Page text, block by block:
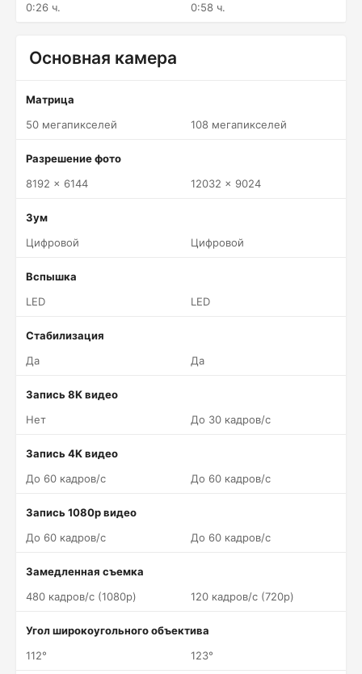
0:26 ч.
0:58 ч.
Основная камера
Матрица
50 мегапикселей
108 мегапикселей
Разрешение фото
8192 x 6144
12032 x 9024
Зум
Цифровой
Цифровой
Вспышка
LED
LED
Стабилизация
Да
Да
Запись 8K видео
Нет
До 30 кадров/c
Запись 4K видео
До 60 кадров/c
До 60 кадров/c
Запись 1080p видео
До 60 кадров/c
До 60 кадров/c
Замедленная съемка
480 кадров/c (1080p)
120 кадров/c (720p)
Угол широкоугольного объектива
112°
123°